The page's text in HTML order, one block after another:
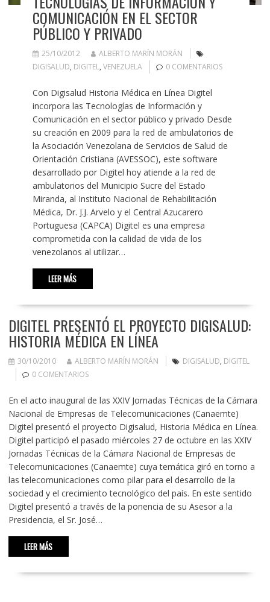
COMUNICACIÓN EN EL SECTOR
PÚBLICO Y PRIVADO
25/10/2012
ALBERTO MARÍN MORÁN
DIGISALUD, DIGITEL, VENEZUELA 0 COMENTARIOS
Con Digisalud Historia Médica en Línea Digitel
incorpora las Tecnologías de Información y
Comunicación en el sector público y privado Desde
su creación en 2009 para la red de ambulatorios de
la Asociación Venezolana de Servicios de Salud de
Orientación Cristiana (AVESSOC), este software
desarrollado por Digitel hoy atiende a la red de
ambulatorios del Municipio Sucre del Estado
Miranda, al Instituto Nacional de Rehabilitación
Médica, Dr. J.J. Arvelo y el Central Azucarero
Portuguesa (CAPCA) Digitel es una empresa
comprometida con la calidad de vida de los
venezolanos al utilizar…
LEER MÁS
DIGITEL PRESENTÓ EL PROYECTO DIGISALUD:
HISTORIA MÉDICA EN LÍNEA
30/10/2010 ALBERTO MARÍN MORÁN DIGISALUD, DIGITEL
0 COMENTARIOS
En el acto inaugural de las XXIV Jornadas Técnicas de la Cámara
Nacional de Empresas de Telecomunicaciones (Canaemte)
Digitel presentó el proyecto Digisalud, Historia Médica en Línea.
Digitel participó el pasado miércoles 27 de octubre en las XXIV
Jornadas Técnicas de la Cámara Nacional de Empresas de
Telecomunicaciones (Canaemte) cuya temática giró en torno a
las telecomunicaciones como pilar para el desarrollo de la
sociedad y el crecimiento tecnológico del país. En este sentido
Digitel presentó a través de la ponencia de su Asesor a la
Presidencia, el Sr. José…
LEER MÁS